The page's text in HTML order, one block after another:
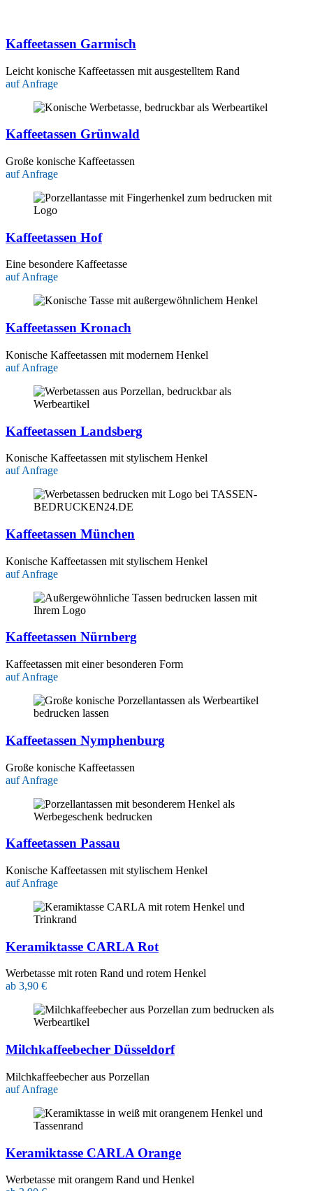
Kaffeetassen Garmisch
Leicht konische Kaffeetassen mit ausgestelltem Rand
auf Anfrage
Kaffeetassen Grünwald
Große konische Kaffeetassen
auf Anfrage
Kaffeetassen Hof
Eine besondere Kaffeetasse
auf Anfrage
Kaffeetassen Kronach
Konische Kaffeetassen mit modernem Henkel
auf Anfrage
Kaffeetassen Landsberg
Konische Kaffeetassen mit stylischem Henkel
auf Anfrage
Kaffeetassen München
Konische Kaffeetassen mit stylischem Henkel
auf Anfrage
Kaffeetassen Nürnberg
Kaffeetassen mit einer besonderen Form
auf Anfrage
Kaffeetassen Nymphenburg
Große konische Kaffeetassen
auf Anfrage
Kaffeetassen Passau
Konische Kaffeetassen mit stylischem Henkel
auf Anfrage
Keramiktasse CARLA Rot
Werbetasse mit roten Rand und rotem Henkel
ab 3,90 €
Milchkaffeebecher Düsseldorf
Milchkaffeebecher aus Porzellan
auf Anfrage
Keramiktasse CARLA Orange
Werbetasse mit orangem Rand und Henkel